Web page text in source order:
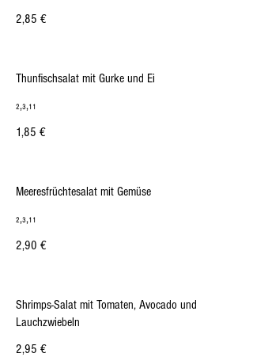
2,85 €
Thunfischsalat mit Gurke und Ei
₂,₃,₁₁
1,85 €
Meeresfrüchtesalat mit Gemüse
₂,₃,₁₁
2,90 €
Shrimps-Salat mit Tomaten, Avocado und
Lauchzwiebeln
2,95 €